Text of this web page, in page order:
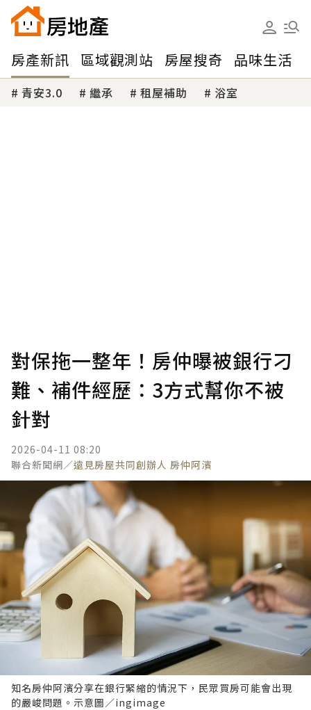
房產新訊 區域觀測站 房屋搜奇 品味生活
青安3.0 繼承 租屋補助 浴室
對保拖一整年！房仲曝被銀行刁
難、補件經歷：3方式幫你不被
針對
2026-04-11 08:20
聯合新聞網／遠見房屋共同創辦人 房仲阿濱
知名房仲阿濱分享在銀行緊縮的情況下，民眾買房可能會出現
的嚴峻問題。示意圖／ingimage